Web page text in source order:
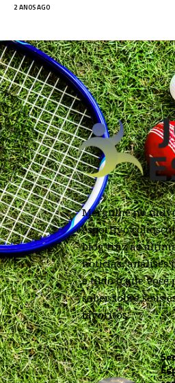
2 ANOS AGO
Mergulhe no
esportivo
blog traz as
notícias, análises
e tudo o que você
saber sobre seus
favoritos.